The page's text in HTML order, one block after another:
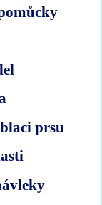
prsu